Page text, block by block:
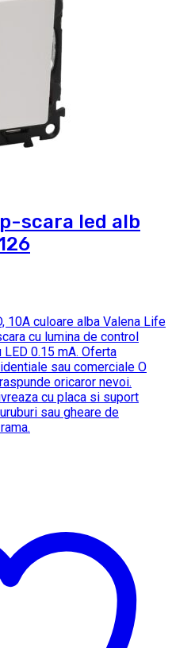
scara led alb
10A culoare alba Valena Life
cu lumina de control
0.15 mA. Oferta
sau comerciale O
oricaror nevoi.
cu placa si suport
sau gheare de